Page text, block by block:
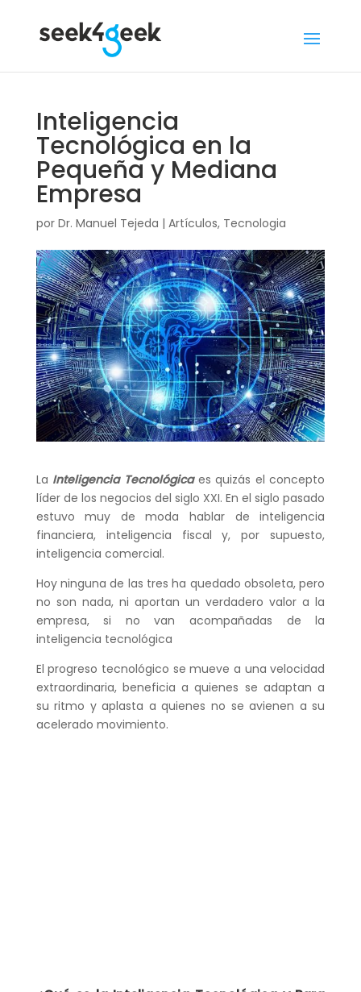
Inteligencia
Tecnológica en la
Pequeña y Mediana
Empresa
por Dr. Manuel Tejeda | Artículos, Tecnologia
La Inteligencia Tecnológicaes quizás el concepto
líder de los negocios del siglo XXI. En el siglo pasado
estuvo muy de moda hablar de inteligencia
financiera, inteligencia fiscal y, por supuesto,
inteligencia comercial.
Hoy ninguna de las tres ha quedado obsoleta, pero
no son nada, ni aportan un verdadero valor a la
empresa, si no van acompañadas de la
inteligencia tecnológica
El progreso tecnológico se mueve a una velocidad
extraordinaria, beneficia a quienes se adaptan a
su ritmo y aplasta a quienes no se avienen a su
acelerado movimiento.